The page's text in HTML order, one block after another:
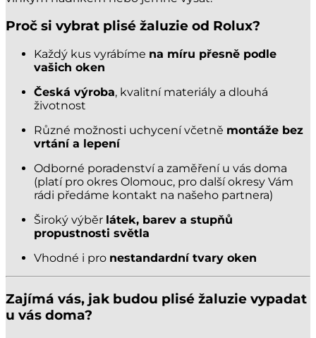
Proč si vybrat plisé žaluzie od Rolux?
Každý kus vyrábíme na míru přesně podle
vašich oken
Česká výroba, kvalitní materiály a dlouhá
životnost
Různé možnosti uchycení včetně montáže bez
vrtání a lepení
Odborné poradenství a zaměření u vás doma
(platí pro okres Olomouc, pro další okresy Vám
rádi předáme kontakt na našeho partnera)
Široký výběr látek, barev a stupňů
propustnosti světla
Vhodné i pro nestandardní tvary oken
Zajímá vás, jak budou plisé žaluzie vypadat
u vás doma?